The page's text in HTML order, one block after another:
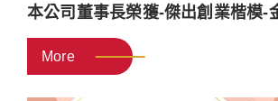
本公司董事長榮獲-傑出創業楷模-
More